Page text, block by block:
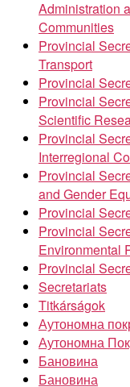
Administration
Communities
Provincial
Transport
Provincial
Provincial
Scientific
Provincial
Interregional
Provincial
and Gender
Provincial
Provincial
Environmental
Provincial
Secretariats
Titkárságok
Аутономна
Аутономна
Бановина
Бановина